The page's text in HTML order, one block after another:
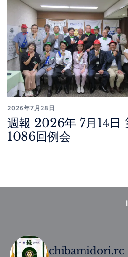
2026年7月28日
週報 2026年 7月14日
1086回例会
chibamidori.rc